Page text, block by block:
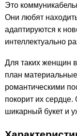
Это
Они любят
адаптируются к
интеллектуально
Для таких женщин
план
романтическими
покорит их сердце.
шикарный букет и